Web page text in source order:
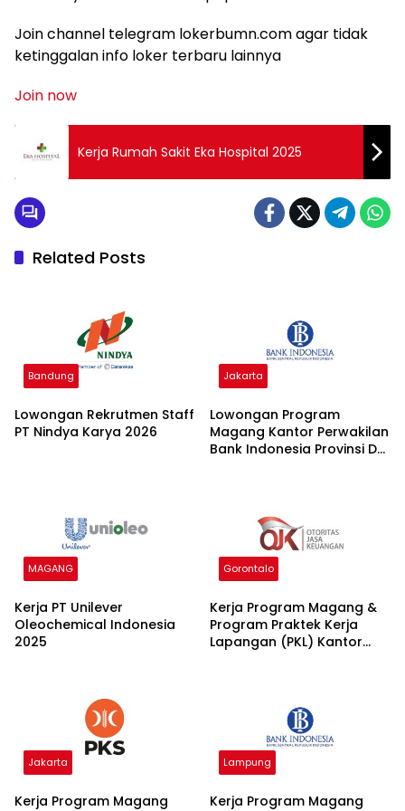
Join channel telegram lokerbumn.com agar tidak
ketinggalan info loker terbaru lainnya
Join now
Kerja Rumah Sakit Eka Hospital 2025
Related Posts
Bandung
Lowongan Rekrutmen Staff
PT Nindya Karya 2026
Jakarta
Lowongan Program
Magang Kantor Perwakilan
Bank Indonesia Provinsi DKI
MAGANG
Kerja PT Unilever
Oleochemical Indonesia
2025
Gorontalo
Kerja Program Magang &
Program Praktek Kerja
Lapangan (PKL) Kantor
Jakarta
Kerja Program Magang
Lampung
Kerja Program Magang